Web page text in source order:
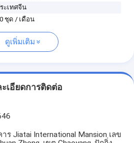
ะเทศจีน
ชุด / เดือน
ดูเพิ่มเติม
ะเอียดการติดต่อ
ร Jiatai International Mansion เลข